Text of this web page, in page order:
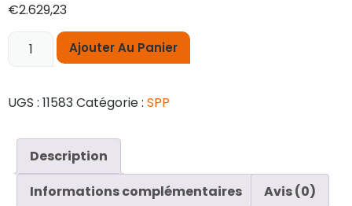
€2.629,23
Ajouter Au Panier
UGS : 11583Catégorie : SPP
Description
Informations complémentaires
Avis (0)